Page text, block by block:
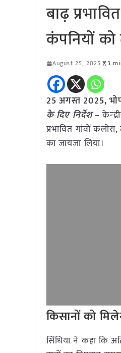
बाढ़
कंपनियों को
August 25, 2025 3
25 अगस्त 2025,
के दिए निर्देश–
प्रभावित गांवों
का जायजा लिया।
किसानों को
सिंधिया ने कहा कि